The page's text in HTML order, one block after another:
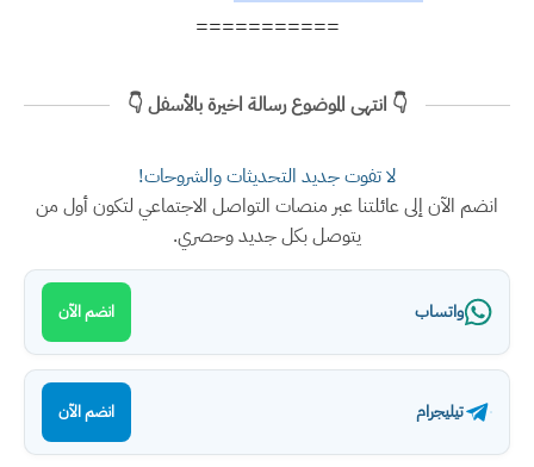
===========
👇 انتهى الموضوع رسالة اخيرة بالأسفل 👇
لا تفوت جديد التحديثات والشروحات!
انضم الآن إلى عائلتنا عبر منصات التواصل الاجتماعي لتكون أول من
يتوصل بكل جديد وحصري.
واتساب انضم الآن
تيليجرام انضم الآن